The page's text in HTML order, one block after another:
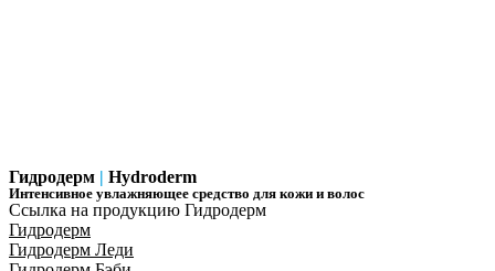
Гидродерм | Hydroderm
Интенсивное увлажняющее средство для кожи и волос
Ссылка на продукцию Гидродерм
Гидродерм
Гидродерм Леди